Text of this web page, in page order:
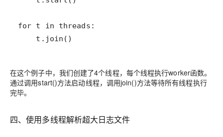
    t.join()
在这个例子中，我们创建了4个线程，每个线程执行worker函数。
通过调用start()方法启动线程，调用join()方法等待所有线程执行
完毕。
四、使用多线程解析超大日志文件